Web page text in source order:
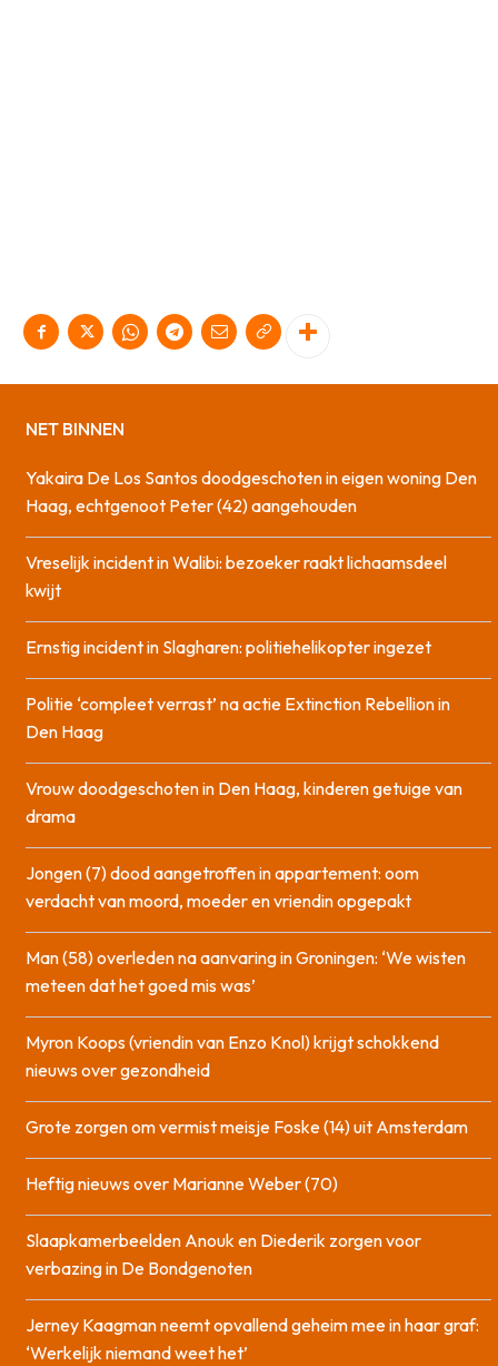
NET BINNEN
Yakaira De Los Santos doodgeschoten in eigen woning Den
Haag, echtgenoot Peter (42) aangehouden
Vreselijk incident in Walibi: bezoeker raakt lichaamsdeel
kwijt
Ernstig incident in Slagharen: politiehelikopter ingezet
Politie ‘compleet verrast’ na actie Extinction Rebellion in
Den Haag
Vrouw doodgeschoten in Den Haag, kinderen getuige van
drama
Jongen (7) dood aangetroffen in appartement: oom
verdacht van moord, moeder en vriendin opgepakt
Man (58) overleden na aanvaring in Groningen: ‘We wisten
meteen dat het goed mis was’
Myron Koops (vriendin van Enzo Knol) krijgt schokkend
nieuws over gezondheid
Grote zorgen om vermist meisje Foske (14) uit Amsterdam
Heftig nieuws over Marianne Weber (70)
Slaapkamerbeelden Anouk en Diederik zorgen voor
verbazing in De Bondgenoten
Jerney Kaagman neemt opvallend geheim mee in haar graf:
‘Werkelijk niemand weet het’